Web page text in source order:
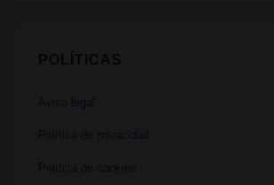
Aviso legal
Política de privacidad
Política de cookies